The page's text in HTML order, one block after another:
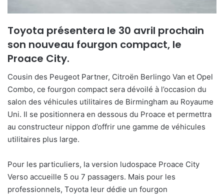
r
l
Toyota présentera le 30 avril prochain
son nouveau fourgon compact, le
Proace City.
Cousin des Peugeot Partner, Citroën Berlingo Van et Opel
Combo, ce fourgon compact sera dévoilé à l’occasion du
salon des véhicules utilitaires de Birmingham au Royaume
Uni. Il se positionnera en dessous du Proace et permettra
au constructeur nippon d’offrir une gamme de véhicules
utilitaires plus large.
Pour les particuliers, la version ludospace Proace City
Verso accueille 5 ou 7 passagers. Mais pour les
professionnels, Toyota leur dédie un fourgon